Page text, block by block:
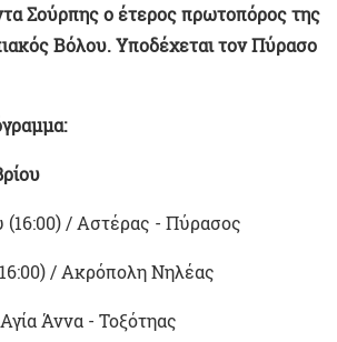
Σούρπης ο έτερος πρωτοπόρος της
Βόλου. Υποδέχεται τον Πύρασο
(16:00) / Αστέρας - Πύρασος
/ Ακρόπολη Νηλέας
Άννα - Τοξότηας